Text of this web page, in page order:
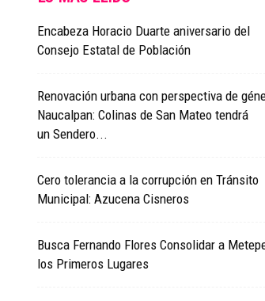
Encabeza Horacio Duarte aniversario del
Consejo Estatal de Población
Renovación urbana con perspectiva de
Naucalpan: Colinas de San Mateo tendrá
un Sendero...
Cero tolerancia a la corrupción en Tránsito
Municipal: Azucena Cisneros
Busca Fernando Flores Consolidar a
los Primeros Lugares